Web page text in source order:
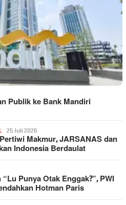
Publik ke Bank Mandiri
25 Juli 2026
Makmur, JARSANAS dan
Indonesia Berdaulat
Punya Otak Enggak?”, PWI
Hotman Paris